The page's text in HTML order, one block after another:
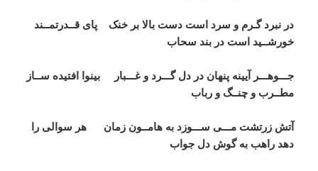
در نبرد گـرم و سرد است دست بالا بر خنک پای قــدرتمــند
خورشــید است در بند سحاب
جـــوهـــر آیینه پنهان در دل گـــرد و غـــبار بینوا افتیده ســاز
مطــرب و چنــگ و رباب
آتش زرتشت مـــی ســـوزد به هامــون زمان هر سوالی را
دهد راهب به گوش دل جواب